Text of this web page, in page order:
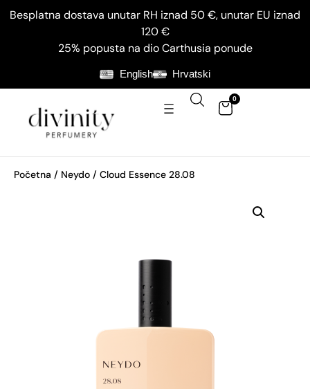
Besplatna dostava unutar RH iznad 50 €, unutar EU iznad
120 €
25% popusta na dio Carthusia ponude
English Hrvatski
0
Početna / Neydo / Cloud Essence 28.08